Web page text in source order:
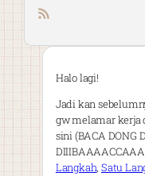
RSS feed
Halo lagi!
Jadi kan
gw melamar kerja
sini (BACA DONG
Langkah, Satu